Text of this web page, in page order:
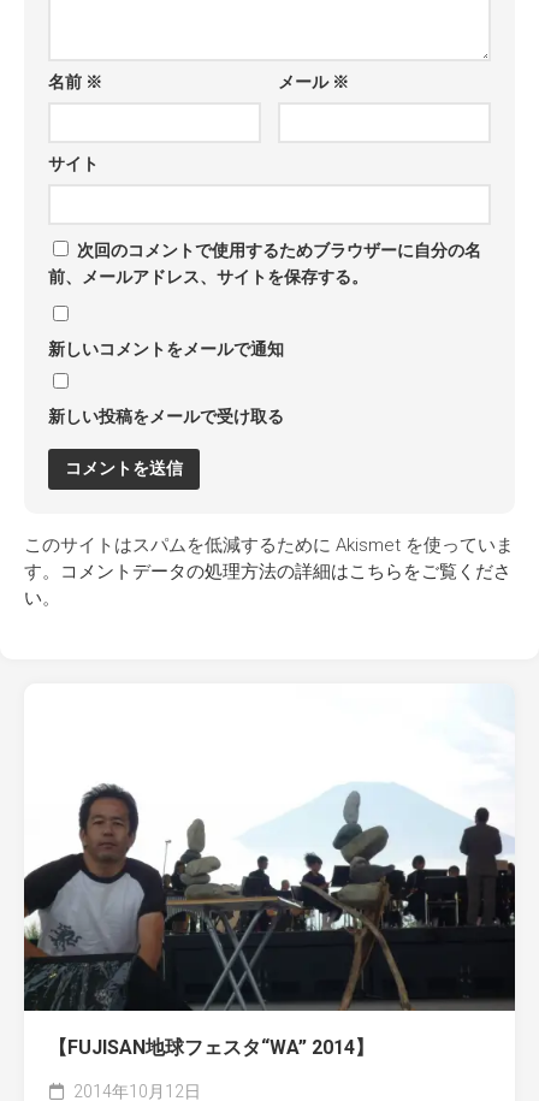
名前 ※ メール ※
サイト
次回のコメントで使用するためブラウザーに自分の名
前、メールアドレス、サイトを保存する。
新しいコメントをメールで通知
新しい投稿をメールで受け取る
このサイトはスパムを低減するために Akismet を使っていま
す。
コメントデータの処理方法の詳細はこちらをご覧くださ
い。
【FUJISAN地球フェスタ“WA” 2014】
2014年10月12日